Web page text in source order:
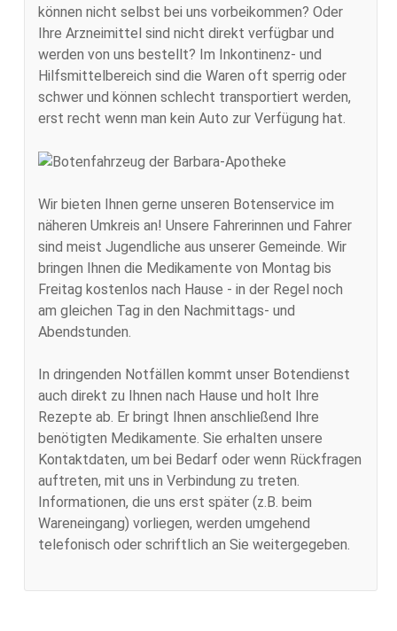
können nicht selbst bei uns vorbeikommen? Oder
Ihre Arzneimittel sind nicht direkt verfügbar und
werden von uns bestellt? Im Inkontinenz- und
Hilfsmittelbereich sind die Waren oft sperrig oder
schwer und können schlecht transportiert werden,
erst recht wenn man kein Auto zur Verfügung hat.
Wir bieten Ihnen gerne unseren Botenservice im
näheren Umkreis an! Unsere Fahrerinnen und Fahrer
sind meist Jugendliche aus unserer Gemeinde. Wir
bringen Ihnen die Medikamente von Montag bis
Freitag kostenlos nach Hause - in der Regel noch
am gleichen Tag in den Nachmittags- und
Abendstunden.
In dringenden Notfällen kommt unser Botendienst
auch direkt zu Ihnen nach Hause und holt Ihre
Rezepte ab. Er bringt Ihnen anschließend Ihre
benötigten Medikamente. Sie erhalten unsere
Kontaktdaten, um bei Bedarf oder wenn Rückfragen
auftreten, mit uns in Verbindung zu treten.
Informationen, die uns erst später (z.B. beim
Wareneingang) vorliegen, werden umgehend
telefonisch oder schriftlich an Sie weitergegeben.